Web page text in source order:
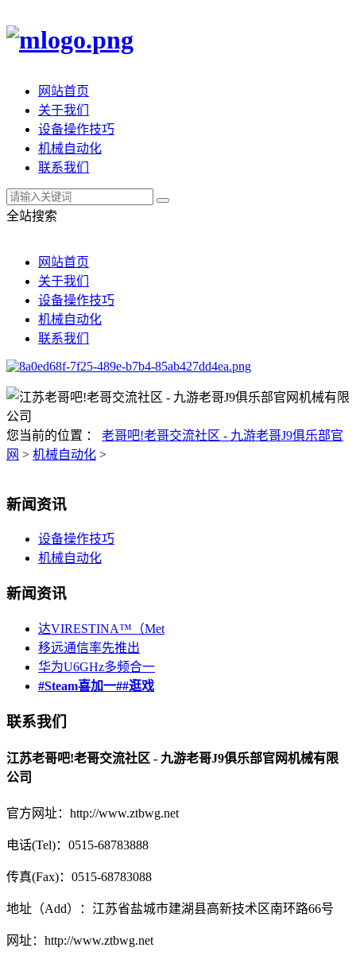
网站首页
关于我们
设备操作技巧
机械自动化
联系我们
全站搜索
网站首页
关于我们
设备操作技巧
机械自动化
联系我们
您当前的位置 ： 老哥吧!老哥交流社区 - 九游老哥J9俱乐部官
网 > 机械自动化 >
新闻资讯
设备操作技巧
机械自动化
新闻资讯
达VIRESTINA™（Met
移远通信率先推出
华为U6GHz多频合一
#Steam喜加一##逛戏
联系我们
江苏老哥吧!老哥交流社区 - 九游老哥J9俱乐部官网机械有限
公司
官方网址：http://www.ztbwg.net
电话(Tel)：0515-68783888
传真(Fax)：0515-68783088
地址（Add）：江苏省盐城市建湖县高新技术区南环路66号
网址：http://www.ztbwg.net